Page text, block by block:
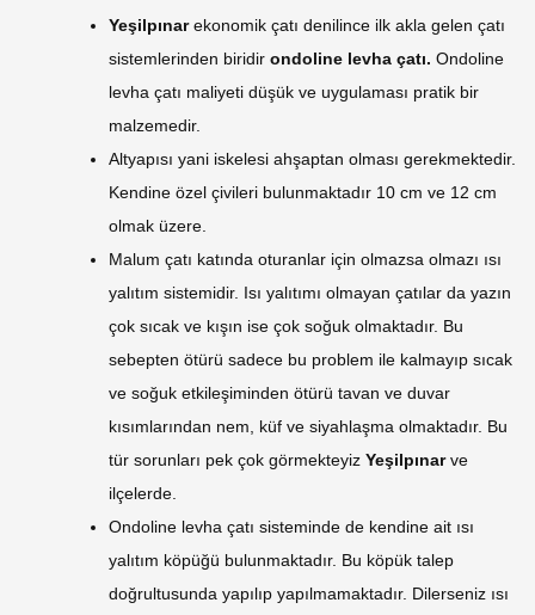
Yeşilpınarekonomik çatı denilince ilk akla gelen çatı
sistemlerinden biridir ondoline levha çatı. Ondoline
levha çatı maliyeti düşük ve uygulaması pratik bir
malzemedir.
Altyapısı yani iskelesi ahşaptan olması gerekmektedir.
Kendine özel çivileri bulunmaktadır 10 cm ve 12 cm
olmak üzere.
Malum çatı katında oturanlar için olmazsa olmazı ısı
yalıtım sistemidir. Isı yalıtımı olmayan çatılar da yazın
çok sıcak ve kışın ise çok soğuk olmaktadır. Bu
sebepten ötürü sadece bu problem ile kalmayıp sıcak
ve soğuk etkileşiminden ötürü tavan ve duvar
kısımlarından nem, küf ve siyahlaşma olmaktadır. Bu
tür sorunları pek çok görmekteyiz Yeşilpınarve
ilçelerde.
Ondoline levha çatı sisteminde de kendine ait ısı
yalıtım köpüğü bulunmaktadır. Bu köpük talep
doğrultusunda yapılıp yapılmamaktadır. Dilerseniz ısı